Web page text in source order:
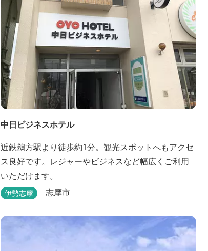
中日ビジネスホテル
近鉄鵜方駅より徒歩約1分。観光スポットへもアクセ
ス良好です。レジャーやビジネスなど幅広くご利用
いただけます。
伊勢志摩 志摩市